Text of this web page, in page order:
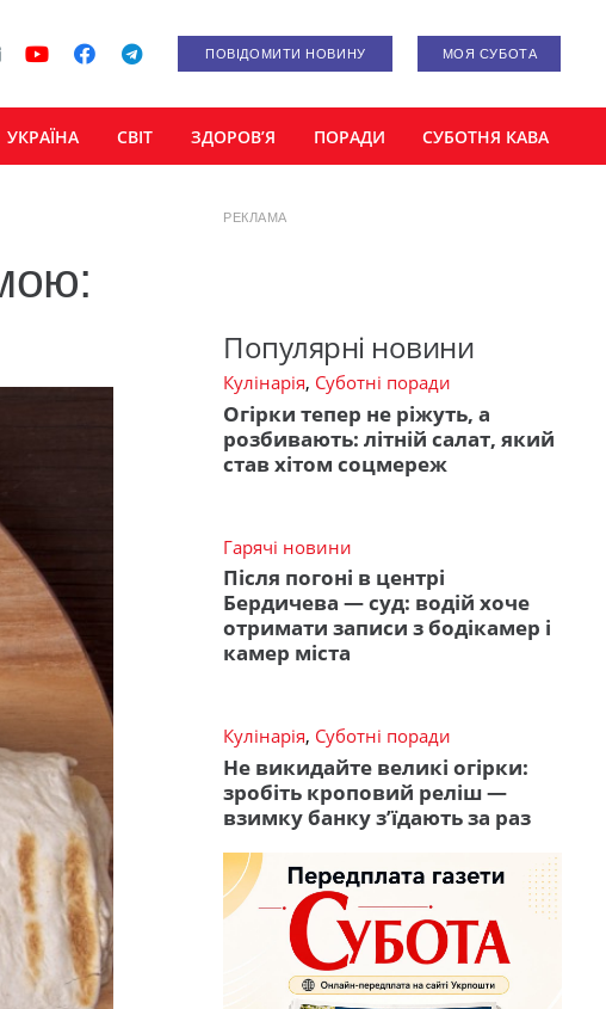
ПОВІДОМИТИ НОВИНУ МОЯ СУБОТА
УКРАЇНА СВІТ ЗДОРОВ’Я ПОРАДИ СУБОТНЯ КАВА
РЕКЛАМА
Популярні новини
Кулінарія, Суботні поради
Огірки тепер не ріжуть, а
розбивають: літній салат, який
став хітом соцмереж
Гарячі новини
Після погоні в центрі
Бердичева — суд: водій хоче
отримати записи з бодікамер і
камер міста
Кулінарія, Суботні поради
Не викидайте великі огірки:
зробіть кроповий реліш —
взимку банку з’їдають за раз